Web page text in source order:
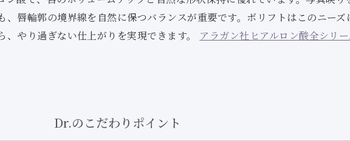
唇輪郭の境界線を自然に保つバランスが重要です。ボリフトはこのニーズ
やり過ぎない仕上がりを実現できます。 アラガン社ヒアルロン酸全シリ
Dr.のこだわりポイント